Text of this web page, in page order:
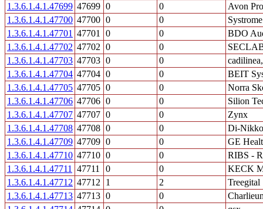
1.3.6.1.4.1.47699 47699 0 0
Avon
1.3.6.1.4.1.47700 47700 0 0
1.3.6.1.4.1.47701 47701 0 0
BDO
1.3.6.1.4.1.47702 47702 0 0
1.3.6.1.4.1.47703 47703 0 0
1.3.6.1.4.1.47704 47704 0 0
BEIT
1.3.6.1.4.1.47705 47705 0 0
Norra
1.3.6.1.4.1.47706 47706 0 0
Silion
1.3.6.1.4.1.47707 47707 0 0
Zynx
1.3.6.1.4.1.47708 47708 0 0
Di-
1.3.6.1.4.1.47709 47709 0 0
GE
1.3.6.1.4.1.47710 47710 0 0
RIBS -
1.3.6.1.4.1.47711
47711 0 0
KECK
1.3.6.1.4.1.47712 47712 1 2
Treegital
1.3.6.1.4.1.47713 47713 0 0